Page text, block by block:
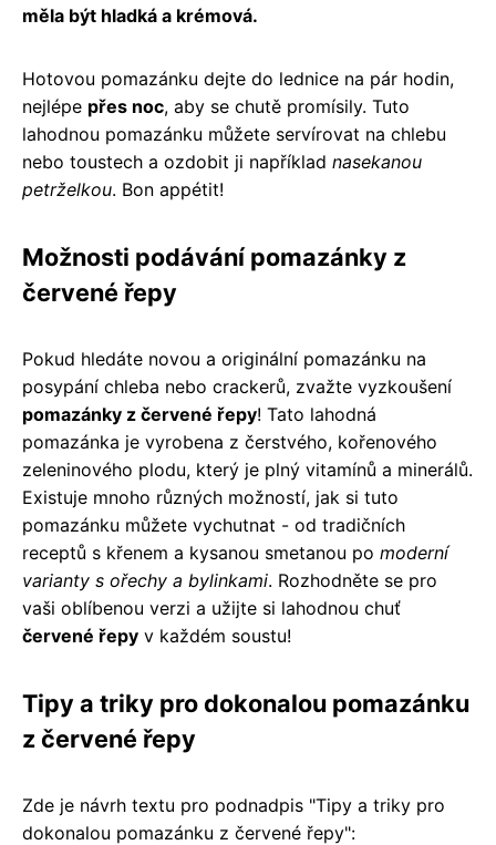
měla být hladká a krémová.
Hotovou pomazánku dejte do lednice na pár hodin,
nejlépe přes noc, aby se chutě promísily. Tuto
lahodnou pomazánku můžete servírovat na chlebu
nebo toustech a ozdobit ji například nasekanou
petrželkou. Bon appétit!
Možnosti podávání pomazánky z
červené řepy
Pokud hledáte novou a originální pomazánku na
posypání chleba nebo crackerů, zvažte vyzkoušení
pomazánky z červené řepy! Tato lahodná
pomazánka je vyrobena z čerstvého, kořenového
zeleninového plodu, který je plný vitamínů a minerálů.
Existuje mnoho různých možností, jak si tuto
pomazánku můžete vychutnat - od tradičních
receptů s křenem a kysanou smetanou po moderní
varianty s ořechy a bylinkami. Rozhodněte se pro
vaši oblíbenou verzi a užijte si lahodnou chuť
červené řepy v každém soustu!
Tipy a triky pro dokonalou pomazánku
z červené řepy
Zde je návrh textu pro podnadpis "Tipy a triky pro
dokonalou pomazánku z červené řepy":